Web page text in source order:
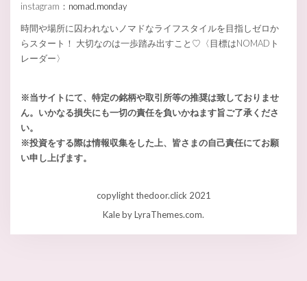
instagram： nomad.monday
時間や場所に囚われないノマドなライフスタイルを目指しゼロか
らスタート！ 大切なのは一歩踏み出すこと♡〈目標はNOMADト
レーダー〉
※当サイトにて、特定の銘柄や取引所等の推奨は致しておりませ
ん。いかなる損失にも一切の責任を負いかねます旨ご了承くださ
い。
※投資をする際は情報収集をした上、皆さまの自己責任にてお願
い申し上げます。
copylight thedoor.click 2021
Kaleby LyraThemes.com.